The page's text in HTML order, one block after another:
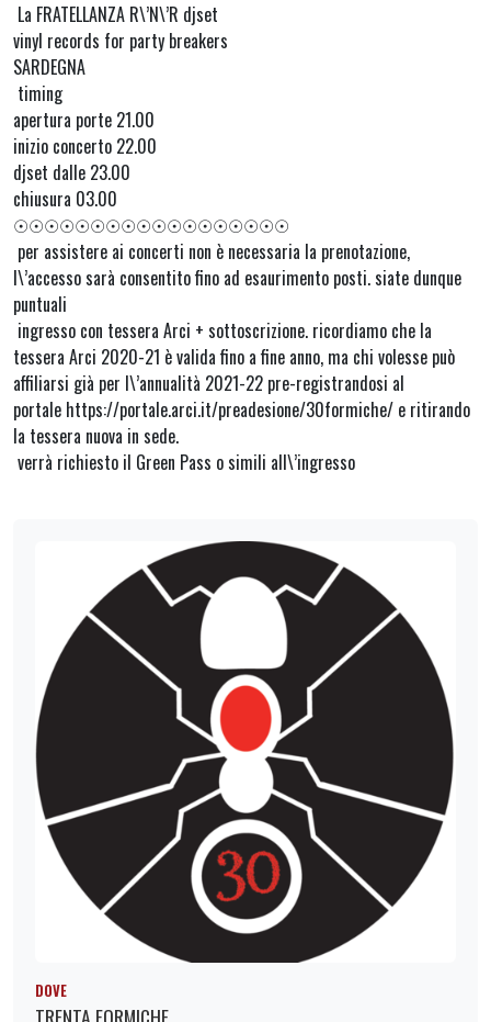
La FRATELLANZA R\’N\’R djset
vinyl records for party breakers
SARDEGNA
timing
apertura porte 21.00
inizio concerto 22.00
djset dalle 23.00
chiusura 03.00
☉☉☉☉☉☉☉☉☉☉☉☉☉☉☉☉☉☉
per assistere ai concerti non è necessaria la prenotazione,
l\’accesso sarà consentito fino ad esaurimento posti. siate dunque
puntuali
ingresso con tessera Arci + sottoscrizione. ricordiamo che la
tessera Arci 2020-21 è valida fino a fine anno, ma chi volesse può
affiliarsi già per l\’annualità 2021-22 pre-registrandosi al
portale https://portale.arci.it/preadesione/30formiche/ e ritirando
la tessera nuova in sede.
verrà richiesto il Green Pass o simili all\’ingresso
DOVE